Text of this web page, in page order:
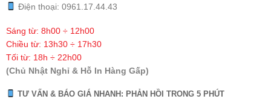
Điện thoại: 0961.17.44.43
Sáng từ: 8h00 ÷ 12h00
Chiều từ: 13h30 ÷ 17h30
Tối từ: 18h ÷ 22h00
(Chủ Nhật Nghỉ & Hỗ In Hàng Gấp)
TƯ VẤN & BÁO GIÁ NHANH: PHẢN HỒI TRONG 5 PHÚT